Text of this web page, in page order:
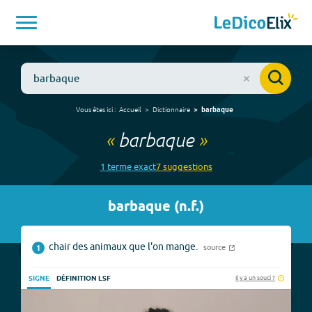
Vous êtes ici : Accueil Dictionnaire barbaque
« barbaque»
1 termeexact7suggestions
barbaque (n.f.)
1 chair des animaux que l'on mange. source
SIGNE DÉFINITION LSF Il y a un souci ?